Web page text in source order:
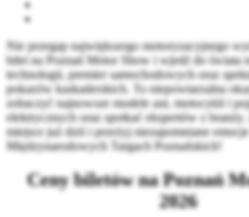
Nie przegap największego motoryzacyjnego
bilet na Poznań Motor Show i wjedź do świata
technologii, premier samochodowych oraz
pokazów kaskaderskich. To niepowtarzalna
zobaczyć najnowsze modele aut, motocykli i
elektrycznych oraz spotkać ekspertów z
miejsce już dziś i przeżyj niezapomniane
Międzynarodowych Targach Poznańskich!
Ceny biletów na Poznań
2026